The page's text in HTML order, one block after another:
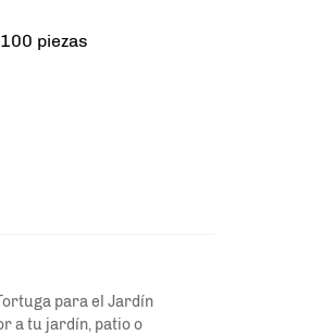
piezas
para el Jardín
a tu jardín, patio o